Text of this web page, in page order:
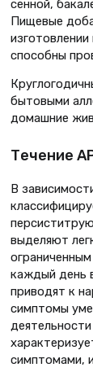
сенной,
Пищевые
способны
бытовыми
домашние
Течение
В
выделяют
каждый день
приводят к
симптомы
симптомами,